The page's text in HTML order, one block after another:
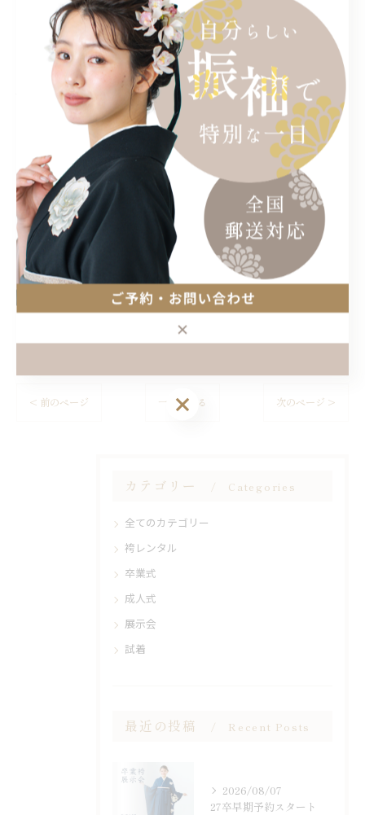
ぜひこの投稿を［保存］して
卒業袴選びの参考にしてみてください！
各地展示会・オンラインにて
レンタルが可能です◎
ご予約やご質問などは
プロフィールURLから、公式LINEまでお願いいたします。
#TOKIMO
#卒業袴tokimo
#卒業袴 #袴 #27卒
< 前のページ 一覧に戻る 次のページ >
カテゴリー Categories
全てのカテゴリー
袴レンタル
卒業式
成人式
展示会
試着
最近の投稿 Recent Posts
2026/08/07
27卒早期予約スタート